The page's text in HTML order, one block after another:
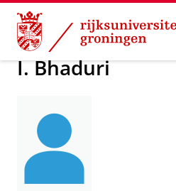
Skip
Content
Skip
Navigation
Over ons I. Bhaduri
I. Bhaduri